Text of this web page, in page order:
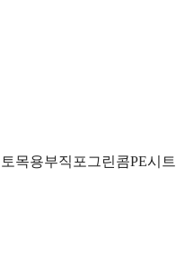
토목용부직포 그린콤PE시트